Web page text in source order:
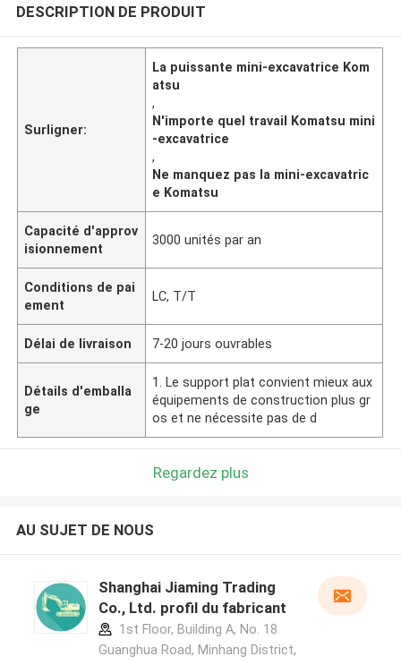
DESCRIPTION DE PRODUIT
Surligner:
La puissante mini-excavatrice Kom
atsu
,
N'importe quel travail Komatsu mini
-excavatrice
,
Ne manquez pas la mini-excavatric
e Komatsu
Capacité d'approv
isionnement
3000 unités par an
Conditions de pai
ement
LC, T/T
Délai de livraison 7-20 jours ouvrables
Détails d'emballa
ge
1. Le support plat convient mieux aux
équipements de construction plus gr
os et ne nécessite pas de d
Regardez plus
AU SUJET DE NOUS
Shanghai Jiaming Trading
Co., Ltd. profil du fabricant
1st Floor, Building A, No. 18
Guanghua Road, Minhang District,